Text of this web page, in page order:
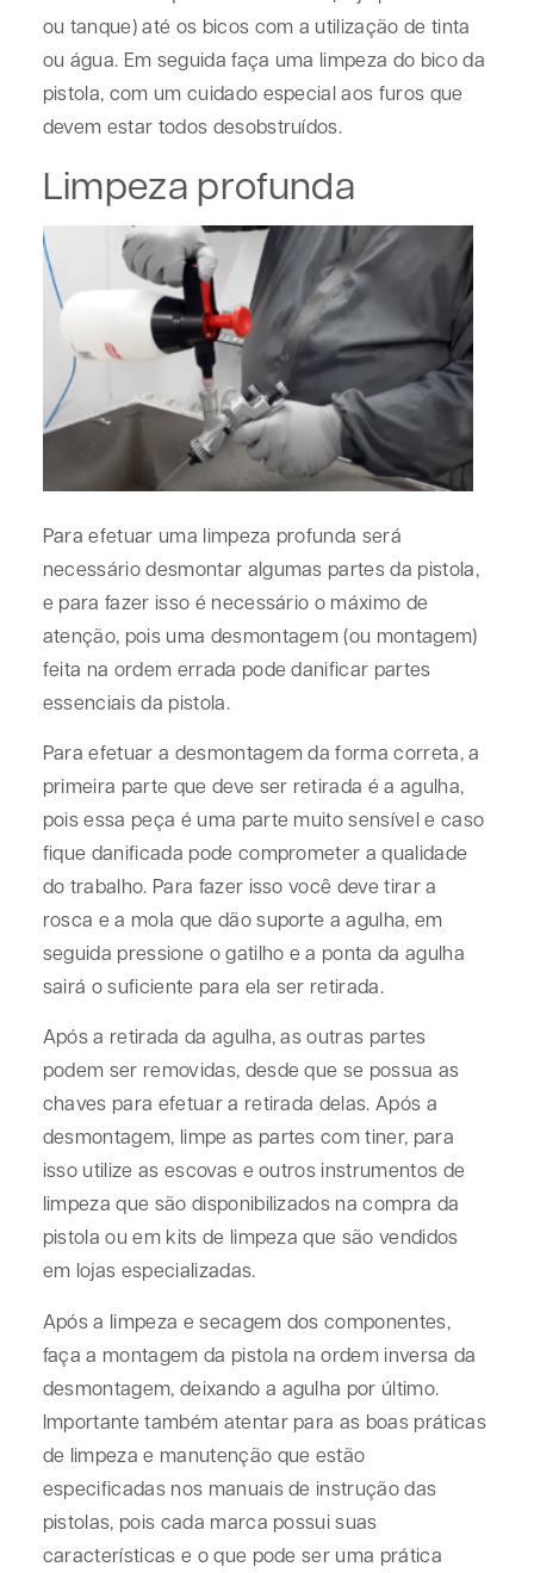
ou tanque) até os bicos com a utilização de tinta
ou água. Em seguida faça uma limpeza do bico da
pistola, com um cuidado especial aos furos que
devem estar todos desobstruídos.
Limpeza profunda
Para efetuar uma limpeza profunda será
necessário desmontar algumas partes da pistola,
e para fazer isso é necessário o máximo de
atenção, pois uma desmontagem (ou montagem)
feita na ordem errada pode danificar partes
essenciais da pistola.
Para efetuar a desmontagem da forma correta, a
primeira parte que deve ser retirada é a agulha,
pois essa peça é uma parte muito sensível e caso
fique danificada pode comprometer a qualidade
do trabalho. Para fazer isso você deve tirar a
rosca e a mola que dão suporte a agulha, em
seguida pressione o gatilho e a ponta da agulha
sairá o suficiente para ela ser retirada.
Após a retirada da agulha, as outras partes
podem ser removidas, desde que se possua as
chaves para efetuar a retirada delas. Após a
desmontagem, limpe as partes com tiner, para
isso utilize as escovas e outros instrumentos de
limpeza que são disponibilizados na compra da
pistola ou em kits de limpeza que são vendidos
em lojas especializadas.
Após a limpeza e secagem dos componentes,
faça a montagem da pistola na ordem inversa da
desmontagem, deixando a agulha por último.
Importante também atentar para as boas práticas
de limpeza e manutenção que estão
especificadas nos manuais de instrução das
pistolas, pois cada marca possui suas
características e o que pode ser uma prática